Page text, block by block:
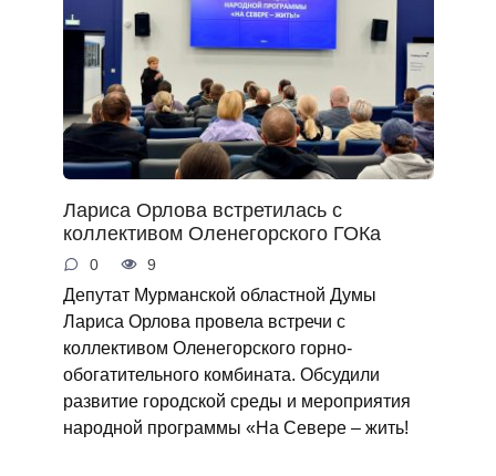
Лариса Орлова встретилась с
коллективом Оленегорского ГОКа
0 9
Депутат Мурманской областной Думы
Лариса Орлова провела встречи с
коллективом Оленегорского горно-
обогатительного комбината. Обсудили
развитие городской среды и мероприятия
народной программы «На Севере – жить!